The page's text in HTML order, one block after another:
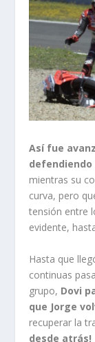
Así fue
mientras su
curva, pero
tensión entre
evidente,
Hasta que
continuas
grupo, Dovi
que Jorge
recuperar la
desde atrás!